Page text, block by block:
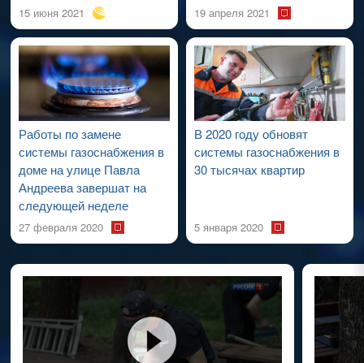
15 июня 2021 19 апреля 2021
Работы по замене
системы газоснабжения в
доме на улице Павла
Андреева завершат на
следующей неделе
27 февраля 2020
В 2020 году обновят
системы газоснабжения в
30 тысячах квартир
5 января 2020